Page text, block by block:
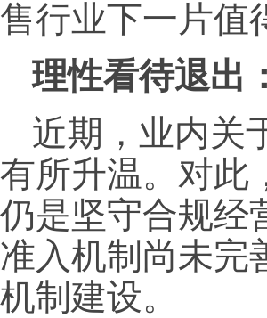
售行业下一片值
理性看待退出 ：
近期，业内关
有所升温。对此
仍是坚守合规经
准入机制尚未完
机制建设。